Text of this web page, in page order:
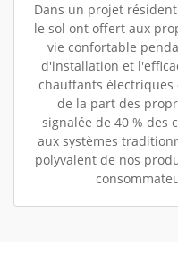
Dans un projet
le sol ont offert aux
vie confortable
d'installation et
chauffants
de la part des
signalée de 40 % des
aux systèmes
polyvalent de nos